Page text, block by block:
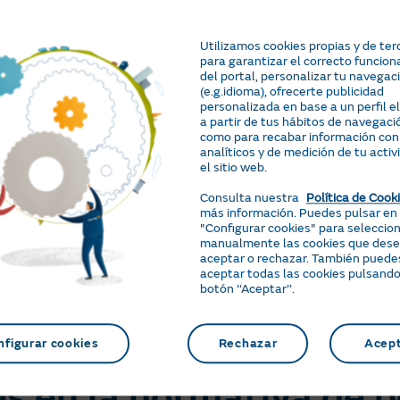
los peajes a la
porcentaje relevante del importe total de la
(fijo) y el
del consumo y el
y en el coste
Utilizamos cookies propias y de
para garantizar el correcto
del portal, personalizar tu
(e.g.idioma), ofrecerte publicidad
personalizada en base a un perfil
a partir de tus hábitos de
como para recabar información
analíticos y de medición de tu
el sitio web.
Consulta nuestra Política de
más información. Puedes pulsar en
"Configurar cookies" para
manualmente las cookies que
aceptar o rechazar. También
aceptar todas las cookies
botón ‘‘Aceptar’’.
cookies Rechazar